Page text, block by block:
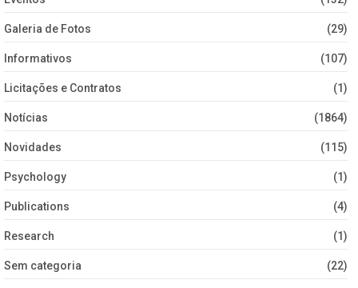
Galeria de Fotos (29)
Informativos (107)
Licitações e Contratos (1)
Notícias (1864)
Novidades (115)
Psychology (1)
Publications (4)
Research (1)
Sem categoria (22)